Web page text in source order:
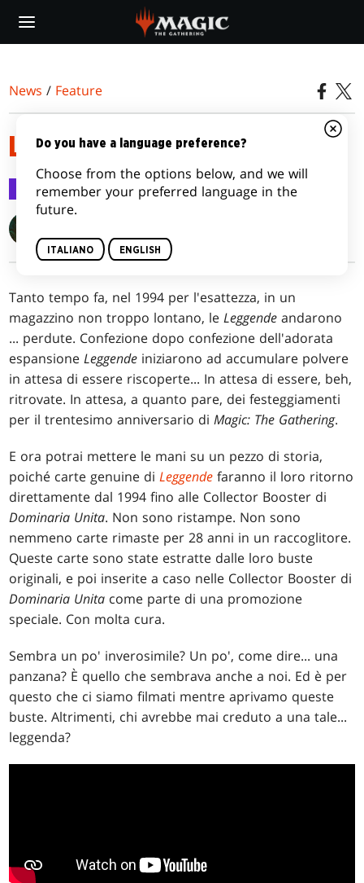
main
News / Feature
LEGGENDE PERDUTE
Feature 21 lug 2022
Tanto tempo fa, nel 1994 per l'esattezza, in un
magazzino non troppo lontano, leLeggende andarono
... perdute. Confezione dopo confezione dell'adorata
espansioneLeggende iniziarono ad accumulare polvere
in attesa di essere riscoperte... In attesa di essere, beh,
ritrovate. In attesa, a quanto pare, dei festeggiamenti
per il trentesimo anniversario diMagic: The Gathering.
E ora potrai mettere le mani su un pezzo di storia,
poiché carte genuine diLeggende faranno il loro ritorno
direttamente dal 1994 fino alle Collector Booster di
Dominaria Unita. Non sono ristampe. Non sono
nemmeno carte rimaste per 28 anni in un raccoglitore.
Queste carte sono state estratte dalle loro buste
originali, e poi inserite a caso nelle Collector Booster di
Dominaria Unita come parte di una promozione
speciale. Con molta cura.
Sembra un po' inverosimile? Un po', come dire... una
panzana? È quello che sembrava anche a noi. Ed è per
questo che ci siamo filmati mentre aprivamo queste
buste. Altrimenti, chi avrebbe mai creduto a una tale...
leggenda?
Do you have a language preference?
Choose from the options below, and we will
remember your preferred language in the
future.
ITALIANO ENGLISH